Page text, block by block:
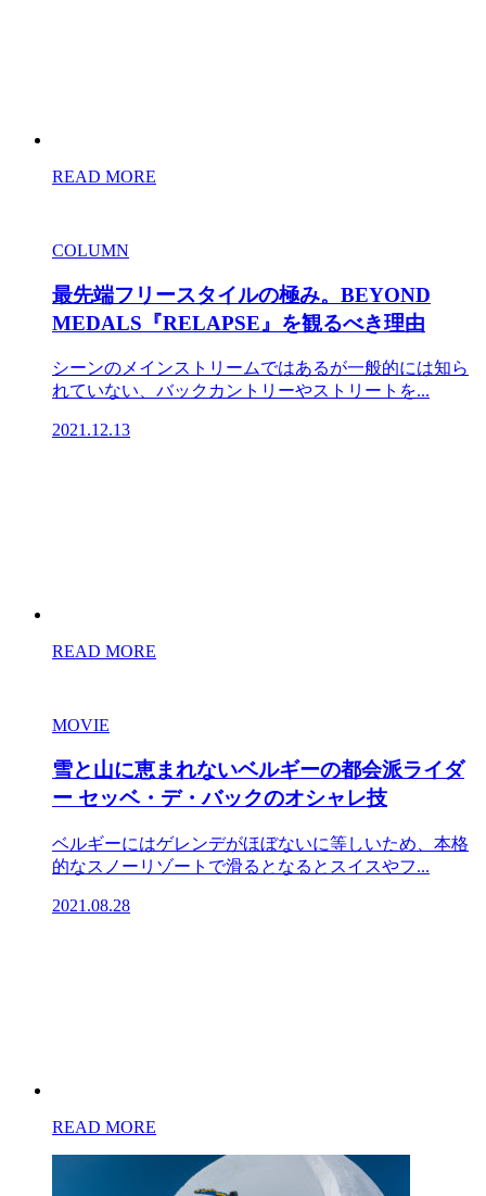
READ MORE
COLUMN
最先端フリースタイルの極み。BEYOND
MEDALS『RELAPSE』を観るべき理由
シーンのメインストリームではあるが一般的には知ら
れていない、バックカントリーやストリートを...
2021.12.13
READ MORE
MOVIE
雪と山に恵まれないベルギーの都会派ライダ
ー セッベ・デ・バックのオシャレ技
ベルギーにはゲレンデがほぼないに等しいため、本格
的なスノーリゾートで滑るとなるとスイスやフ...
2021.08.28
READ MORE